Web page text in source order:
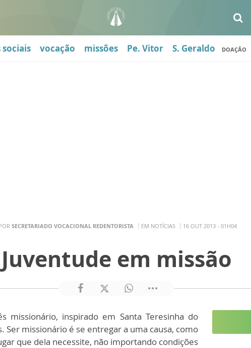
vocação missões Pe. Vitor S. Geraldo DOAÇÃO
SECRETARIADO VOCACIONAL REDENTORISTA EM NOTÍCIAS 16 OUT 2013 - 01H04
Juventude em missão
missionário, inspirado em Santa Teresinha do
Ser missionário é se entregar a uma causa, como
que dela necessite, não importando condições